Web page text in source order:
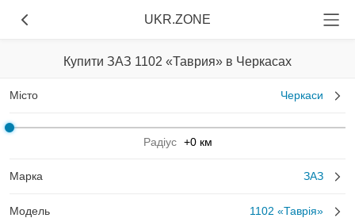
UKR.ZONE
Купити ЗАЗ 1102 «Таврия» в Черкасах
Місто Черкаси
Радіус +0 км
Марка ЗАЗ
Модель 1102 «Таврія»